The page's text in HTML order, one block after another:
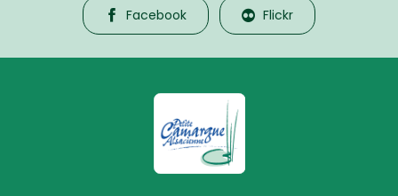
Facebook Flickr
La Petite Camargue